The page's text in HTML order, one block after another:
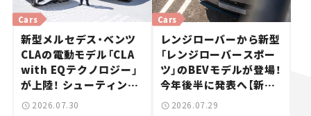
Cars
新型メルセデス・ベンツ
CLAの電動モデル「CLA
with EQテクノロジー」
が上陸！ シューティング
ブレークも発売【新車ニ
2026.07.30
Cars
レンジローバーから新型
「レンジローバースポー
ツ」のBEVモデルが登場！
今年後半に発表へ【新車
ニュース】
2026.07.29